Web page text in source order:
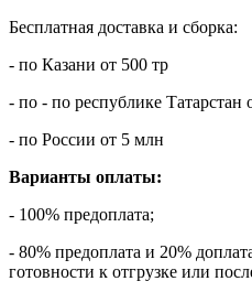
Бесплатная доставка и сборка:
- по Казани от 500 тр
- по - по республике Татарстан
- по России от 5 млн
Варианты оплаты:
- 100% предоплата;
- 80% предоплата и 20%
готовности к отгрузке или